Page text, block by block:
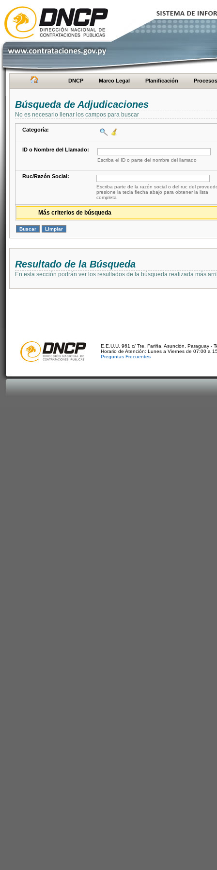
DNCP Marco Legal Planificación Procesos
Búsqueda de Adjudicaciones
No es necesario llenar los campos para buscar
Categoría:
ID o Nombre del Llamado:
Escriba el ID o parte del nombre del llamado
Ruc/Razón Social:
Escriba parte de la razón social o del ruc del
presione la tecla flecha abajo para obtener la lista
completa
Más criterios de búsqueda
Resultado de la Búsqueda
En esta sección podrán ver los resultados de la búsqueda realizada más
E.E.U.U. 961 c/ Tte. Fariña. Asunción, Paraguay -
Horario de Atención: Lunes a Viernes de 07:00 a
Preguntas Frecuentes